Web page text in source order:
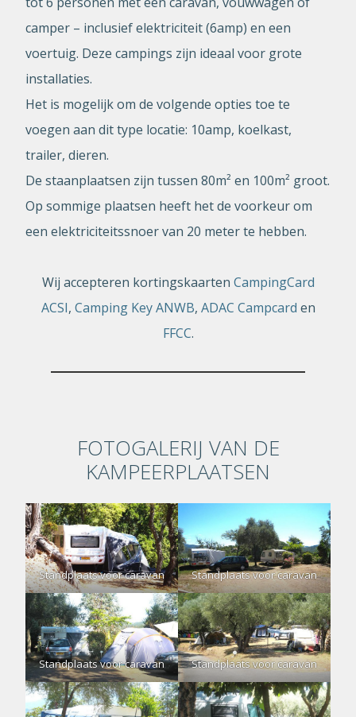
camper – inclusief elektriciteit (6amp) en een
voertuig. Deze campings zijn ideaal voor grote
installaties.
Het is mogelijk om de volgende opties toe te
voegen aan dit type locatie: 10amp, koelkast,
trailer, dieren.
De staanplaatsen zijn tussen 80m² en 100m² groot.
Op sommige plaatsen heeft het de voorkeur om
een elektriciteitssnoer van 20 meter te hebben.
Wij accepteren kortingskaarten CampingCard
ACSI, Camping Key ANWB, ADAC Campcard en
FFCC.
FOTOGALERIJ VAN DE
KAMPEERPLAATSEN
Standplaats voor caravan Standplaats voor caravan
Standplaats voor caravan Standplaats voor caravan